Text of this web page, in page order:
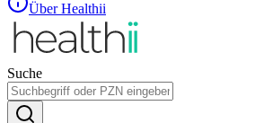
Über Healthii
Suche